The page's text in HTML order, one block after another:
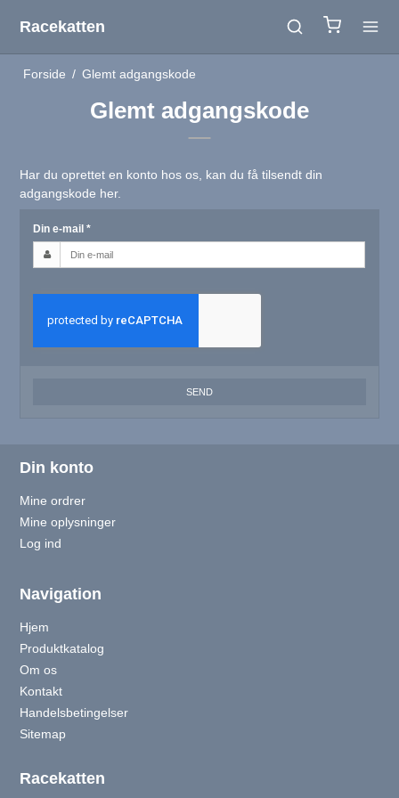
Racekatten
Forside / Glemt adgangskode
Glemt adgangskode
Har du oprettet en konto hos os, kan du få tilsendt din
adgangskode her.
Din e-mail*
SEND
Din konto
Mine ordrer
Mine oplysninger
Log ind
Navigation
Hjem
Produktkatalog
Om os
Kontakt
Handelsbetingelser
Sitemap
Racekatten